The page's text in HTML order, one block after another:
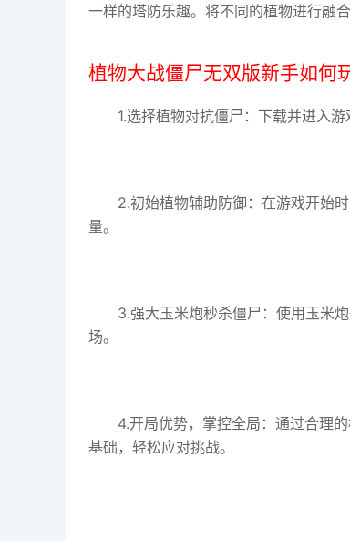
一样的塔防乐趣。将不同的植物进行融
植物大战僵尸无双版新手如何
1.选择植物对抗僵尸：下载并进入
2.初始植物辅助防御：在游戏开始
量。
3.强大玉米炮秒杀僵尸：使用玉米
场。
4.开局优势，掌控全局：通过合理
基础，轻松应对挑战。